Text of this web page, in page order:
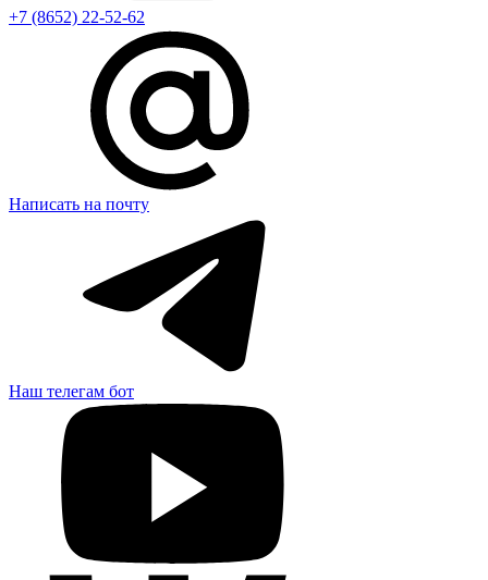
+7 (8652) 22-52-62
Написать на почту
Наш телегам бот